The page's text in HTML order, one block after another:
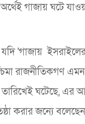
গাজায় ঘটে
'গাজায়
রাজনীতিকগণ এমন
ঘটেছে, এর
করার জন্যে